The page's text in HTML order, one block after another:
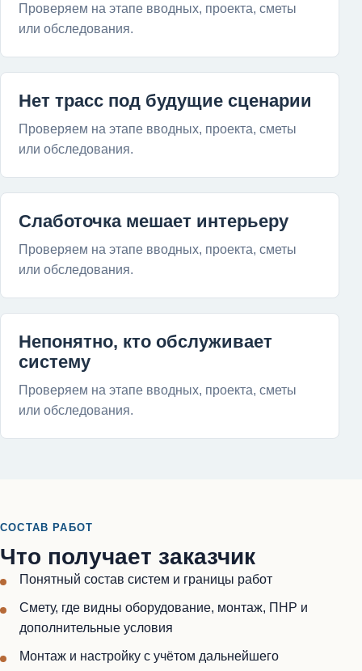
Проверяем на этапе вводных, проекта, сметы
или обследования.
Нет трасс под будущие сценарии
Проверяем на этапе вводных, проекта, сметы
или обследования.
Слаботочка мешает интерьеру
Проверяем на этапе вводных, проекта, сметы
или обследования.
Непонятно, кто обслуживает
систему
Проверяем на этапе вводных, проекта, сметы
или обследования.
СОСТАВ РАБОТ
Что получает заказчик
Понятный состав систем и границы работ
Смету, где видны оборудование, монтаж, ПНР и
дополнительные условия
Монтаж и настройку с учётом дальнейшего